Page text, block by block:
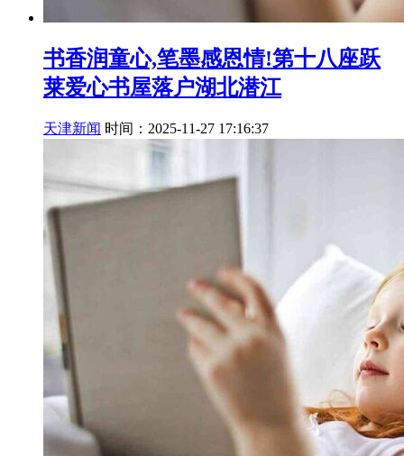
书香润童心,笔墨感恩情!第十八座跃
莱爱心书屋落户湖北潜江
天津新闻 时间：2025-11-27 17:16:37